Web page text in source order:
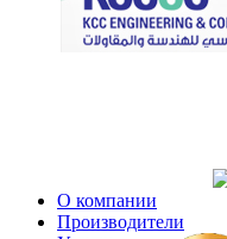
О компании
Производители